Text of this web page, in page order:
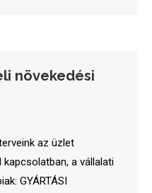
növekedési
az üzlet
a vállalati
GYÁRTÁSI